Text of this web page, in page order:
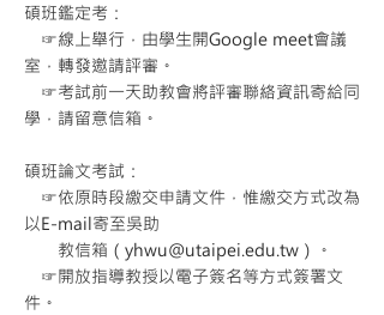
碩班鑑定考：
☞線上舉行，由學生開Google meet會議
室，轉發邀請評審。
☞考試前一天助教會將評審聯絡資訊寄給同
學，請留意信箱。
碩班論文考試：
☞依原時段繳交申請文件，惟繳交方式改為
以E-mail寄至吳助
教信箱（ yhwu@utaipei.edu.tw ）。
☞開放指導教授以電子簽名等方式簽署文
件。